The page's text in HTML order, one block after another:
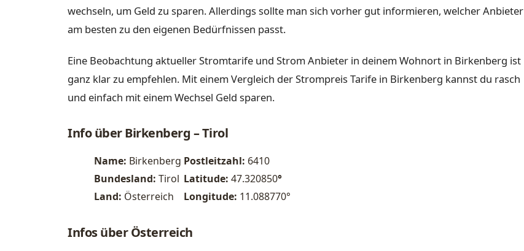
wechseln, um Geld zu sparen. Allerdings sollte man sich vorher gut informieren, welcher Anbieter
am besten zu den eigenen Bedürfnissen passt.
Eine Beobachtung aktueller Stromtarife und Strom Anbieter in deinem Wohnort in Birkenberg ist
ganz klar zu empfehlen. Mit einem Vergleich der Strompreis Tarife in Birkenberg kannst du rasch
und einfach mit einem Wechsel Geld sparen.
Info über Birkenberg – Tirol
Name: Birkenberg Postleitzahl: 6410
Bundesland: Tirol Latitude: 47.320850°
Land: Österreich Longitude: 11.088770°
Infos über Österreich